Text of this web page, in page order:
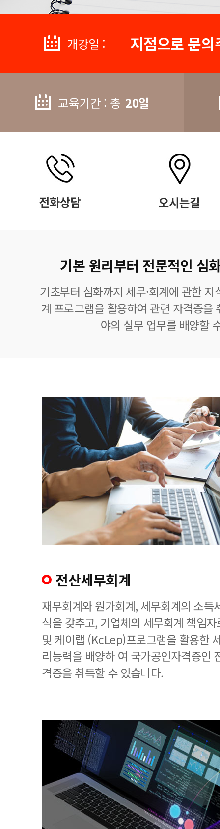
개강일 : 지점으로 문
교육기간 : 총 20일
기본 원리부터 전문적인 심
기초부터 심화까지 세무·회계에 관한
계 프로그램을 활용하여 관련 자격증을
야의 실무 업무를 배양할
전산세무회계
재무회계와 원가회계, 세무회계의 소득
식을 갖추고, 기업체의 세무회계 책임
및 케이랩 (KcLep)프로그램을 활용한
리능력을 배양하 여 국가공인자격증인
격증을 취득할 수 있습니다.